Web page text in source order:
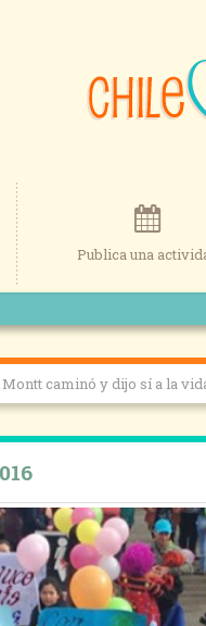
Publica una
caminó y dijo sí a la